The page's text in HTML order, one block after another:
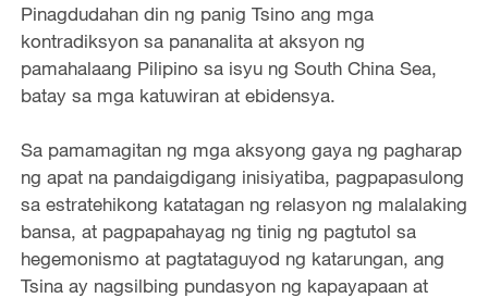
Pinagdudahan din ng panig Tsino ang mga
kontradiksyon sa pananalita at aksyon ng
pamahalaang Pilipino sa isyu ng South China Sea,
batay sa mga katuwiran at ebidensya.
Sa pamamagitan ng mga aksyong gaya ng pagharap
ng apat na pandaigdigang inisiyatiba, pagpapasulong
sa estratehikong katatagan ng relasyon ng malalaking
bansa, at pagpapahayag ng tinig ng pagtutol sa
hegemonismo at pagtataguyod ng katarungan, ang
Tsina ay nagsilbing pundasyon ng kapayapaan at